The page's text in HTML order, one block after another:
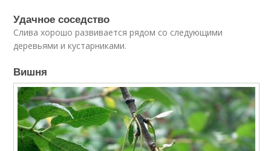
Удачное соседство
Слива хорошо развивается рядом со следующими
деревьями и кустарниками.
Вишня